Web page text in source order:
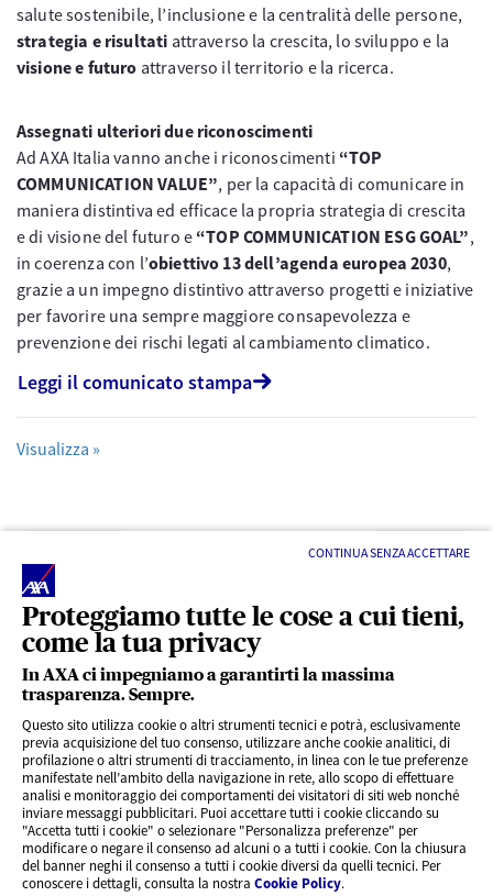
Proteggiamo tutte le cose a cui tieni,
come la tua privacy
In AXA ci impegniamo a garantirti la massima
trasparenza. Sempre.
Questo sito utilizza cookie o altri strumenti tecnici e potrà, esclusivamente
previa acquisizione del tuo consenso, utilizzare anche cookie analitici, di
profilazione o altri strumenti di tracciamento, in linea con le tue preferenze
manifestate nell’ambito della navigazione in rete, allo scopo di effettuare
analisi e monitoraggio dei comportamenti dei visitatori di siti web nonché
inviare messaggi pubblicitari. Puoi accettare tutti i cookie cliccando su
"Accetta tutti i cookie" o selezionare "Personalizza preferenze" per
modificare o negare il consenso ad alcuni o a tutti i cookie. Con la chiusura
del banner neghi il consenso a tutti i cookie diversi da quelli tecnici. Per
conoscere i dettagli, consulta la nostra Cookie Policy.
CONTINUA SENZA ACCETTARE
salute sostenibile, l’inclusione e la centralità delle persone,
strategia e risultati attraverso la crescita, lo sviluppo e la
visione e futuro attraverso il territorio e la ricerca.
Assegnati ulteriori due riconoscimenti
Ad AXA Italia vanno anche i riconoscimenti “TOP
COMMUNICATION VALUE”, per la capacità di comunicare in
maniera distintiva ed efficace la propria strategia di crescita
e di visione del futuro e “TOP COMMUNICATION ESG GOAL”,
in coerenza con l’obiettivo 13 dell’agenda europea 2030,
grazie a un impegno distintivo attraverso progetti e iniziative
per favorire una sempre maggiore consapevolezza e
prevenzione dei rischi legati al cambiamento climatico.
Leggi il comunicato stampa
Visualizza »
Successivo
CONTENUTI INTERESSANTI
BLOG